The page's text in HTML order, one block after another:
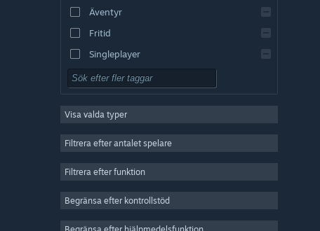
Äventyr
Fritid
Singleplayer
Simulering
Strategi
2D
Gratis att spela
Visa valda typer
Filtrera efter antalet spelare
Filtrera efter funktion
Begränsa efter kontrollstöd